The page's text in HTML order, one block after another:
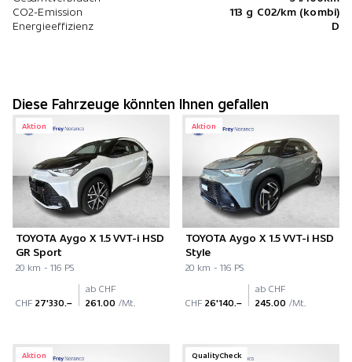
CO2-Emission
113 g C02/km (kombi)
Energieeffizienz
D
Diese Fahrzeuge könnten Ihnen gefallen
Aktion
TOYOTA Aygo X 1.5 VVT-i HSD
GR Sport
20 km - 116 PS
CHF 27'330.–
ab CHF
261.00 /Mt.
Aktion
TOYOTA Aygo X 1.5 VVT-i HSD
Style
20 km - 116 PS
CHF 26'140.–
ab CHF
245.00 /Mt.
Aktion QualityCheck